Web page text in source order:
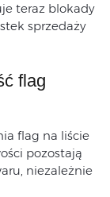
teraz blokady
sprzedaży
flag
flag na liście
pozostają
niezależnie